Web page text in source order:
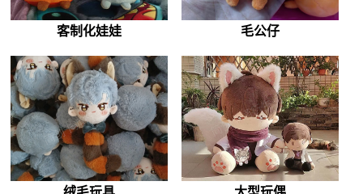
客制化娃娃 毛公仔